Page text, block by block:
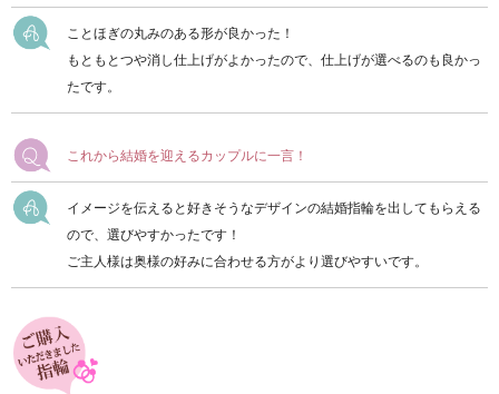
ことほぎの丸みのある形が良かった！
もともとつや消し仕上げがよかったので、仕上げが選べるのも良かっ
たです。
これから結婚を迎えるカップルに一言！
イメージを伝えると好きそうなデザインの結婚指輪を出してもらえる
ので、選びやすかったです！
ご主人様は奥様の好みに合わせる方がより選びやすいです。